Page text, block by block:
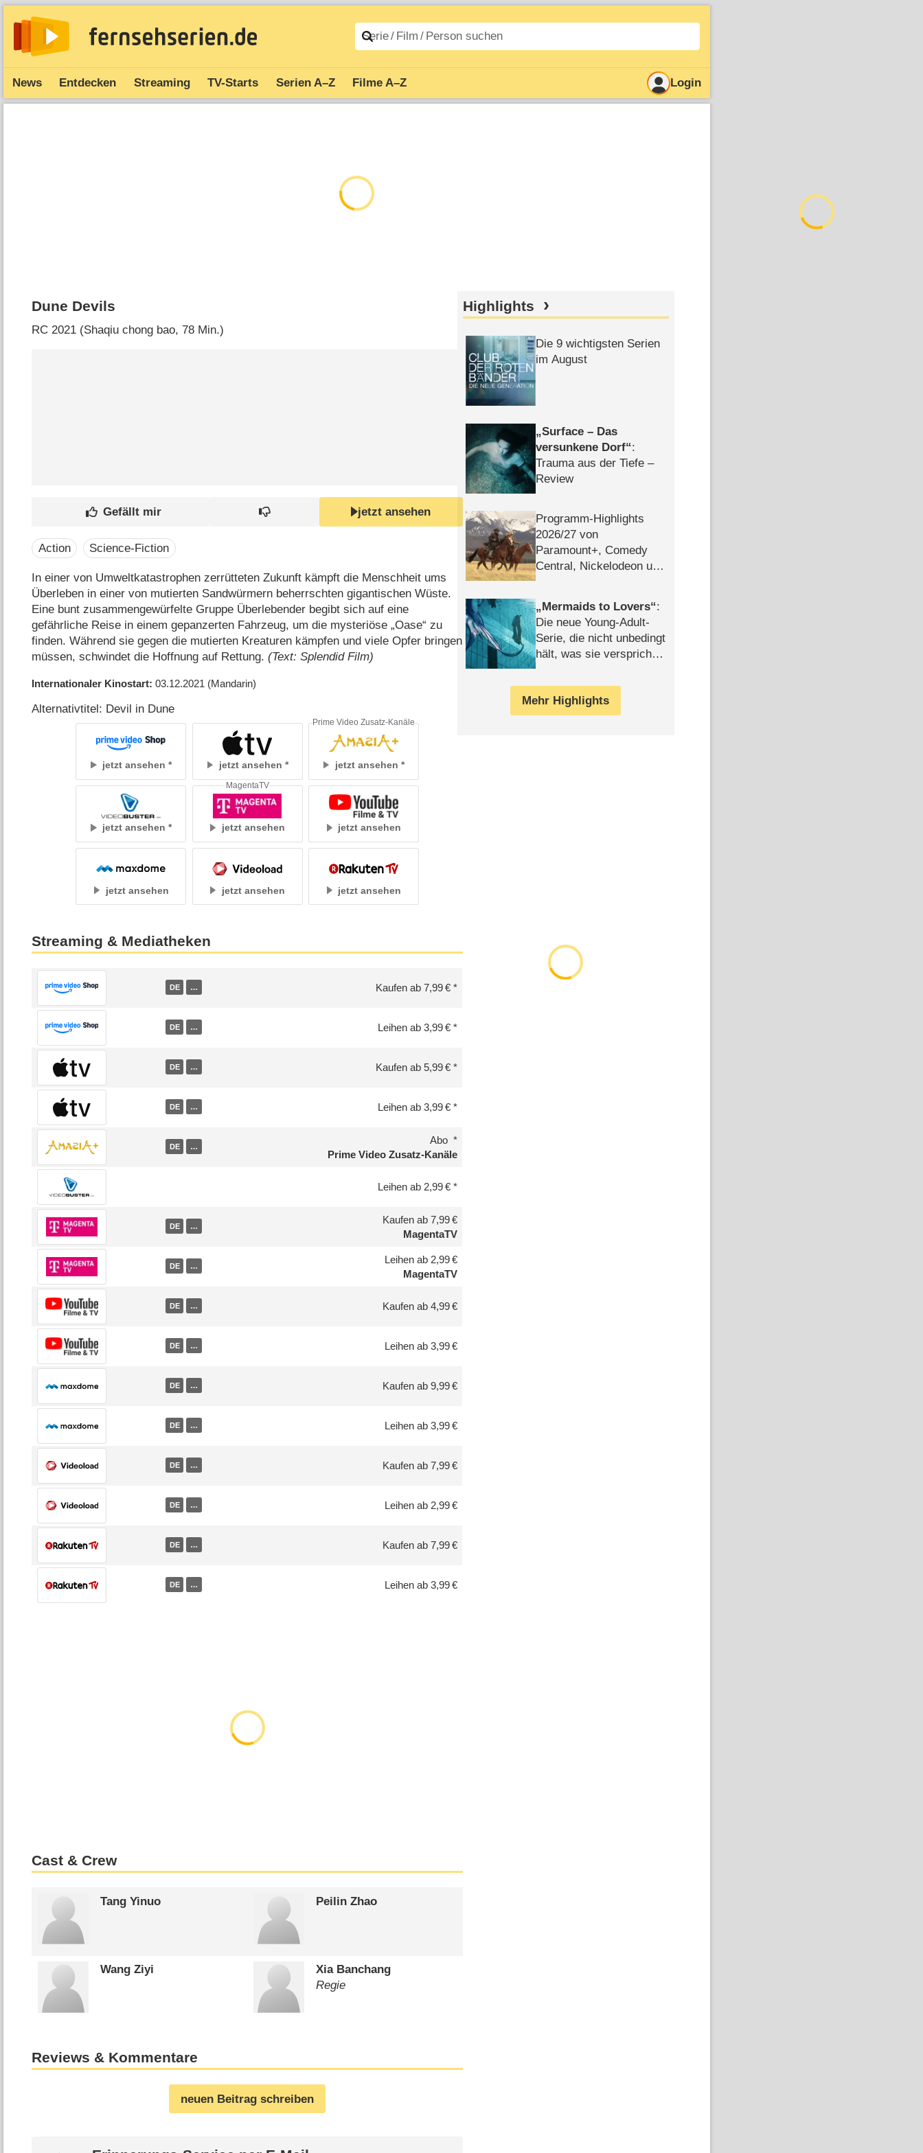
News Entdecken Streaming TV-Starts Serien A–Z Filme A–Z Login
Dune Devils
RC 2021 (Shaqiu chong bao‎, 78 Min.)
jetzt ansehen
Action Science-Fiction
In einer von Umweltkatastrophen zerrütteten Zukunft kämpft die Menschheit ums
Überleben in einer von mutierten Sandwürmern beherrschten gigantischen Wüste.
Eine bunt zusammengewürfelte Gruppe Überlebender begibt sich auf eine
gefährliche Reise in einem gepanzerten Fahrzeug, um die mysteriöse „Oase“ zu
finden. Während sie gegen die mutierten Kreaturen kämpfen und viele Opfer bringen
müssen, schwindet die Hoffnung auf Rettung.(Text: Splendid Film)
Internationaler Kinostart 03.12.2021 (Mandarin)
Alternativtitel: Devil in Dune
jetzt ansehen jetzt ansehen jetzt ansehen
Prime Video Zusatz-Kanäle
jetzt ansehen jetzt ansehen
MagentaTV
jetzt ansehen
jetzt ansehen jetzt ansehen jetzt ansehen
Streaming & Mediatheken
DE … Kaufen ab 7,99 €
DE … Leihen ab 3,99 €
DE … Kaufen ab 5,99 €
DE … Leihen ab 3,99 €
DE …
Abo
Prime Video Zusatz-Kanäle
Leihen ab 2,99 €
DE …
Kaufen ab 7,99 €
MagentaTV
DE …
Leihen ab 2,99 €
MagentaTV
DE … Kaufen ab 4,99 €
DE … Leihen ab 3,99 €
DE … Kaufen ab 9,99 €
DE … Leihen ab 3,99 €
DE … Kaufen ab 7,99 €
DE … Leihen ab 2,99 €
DE … Kaufen ab 7,99 €
DE … Leihen ab 3,99 €
Cast & Crew
Tang Yinuo Peilin Zhao
Wang Ziyi
Xia Banchang
Regie
Reviews & Kommentare
neuen Beitrag schreiben
Highlights
Die 9 wichtigsten Serien
im August
Surface – Das
versunkene Dorf :
Trauma aus der Tiefe –
Review
Programm-Highlights
2026/​27 von
Paramount+, Comedy
Central, Nickelodeon und
Mermaids to Lovers :
Die neue Young-Adult-
Serie, die nicht unbedingt
hält, was sie verspricht –
Mehr Highlights